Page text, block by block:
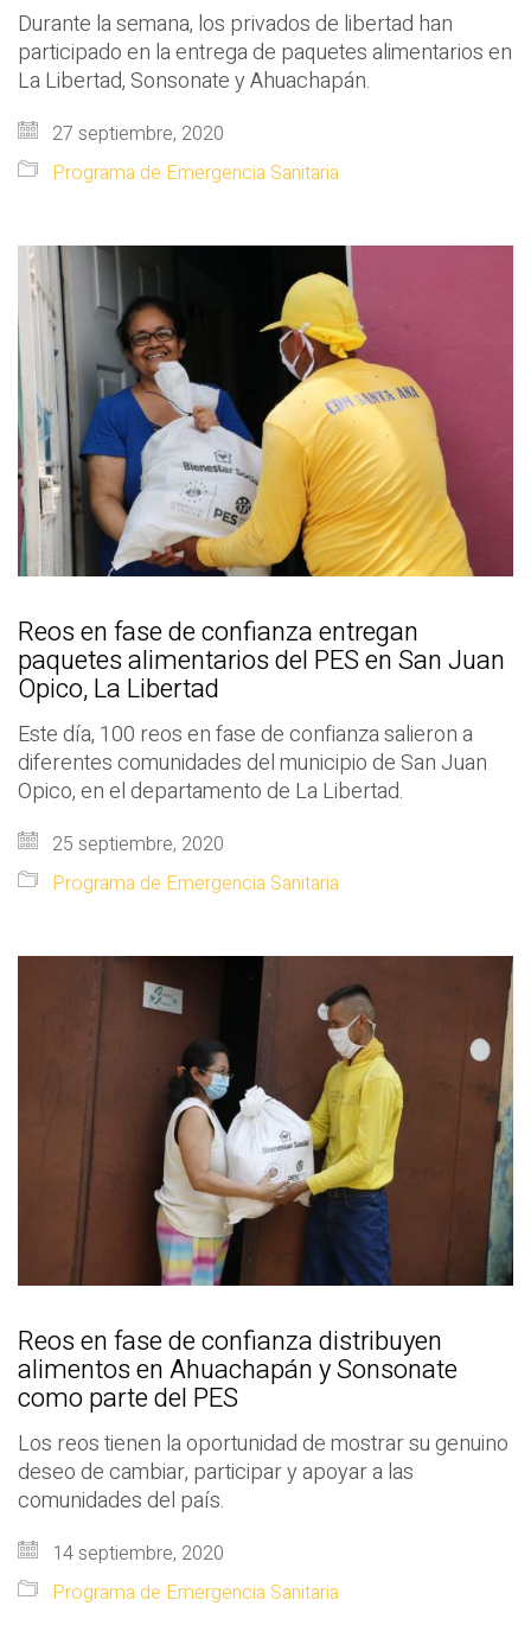
Durante la semana, los privados de libertad han
participado en la entrega de paquetes alimentarios en
La Libertad, Sonsonate y Ahuachapán.
27 septiembre, 2020
Programa de Emergencia Sanitaria
Reos en fase de confianza entregan
paquetes alimentarios del PES en San Juan
Opico, La Libertad
Este día, 100 reos en fase de confianza salieron a
diferentes comunidades del municipio de San Juan
Opico, en el departamento de La Libertad.
25 septiembre, 2020
Programa de Emergencia Sanitaria
Reos en fase de confianza distribuyen
alimentos en Ahuachapán y Sonsonate
como parte del PES
Los reos tienen la oportunidad de mostrar su genuino
deseo de cambiar, participar y apoyar a las
comunidades del país.
14 septiembre, 2020
Programa de Emergencia Sanitaria